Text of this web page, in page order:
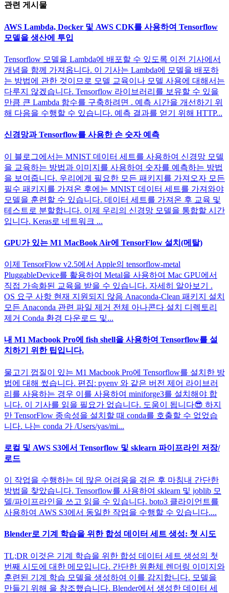
관련 게시물
AWS Lambda, Docker 및 AWS CDK를 사용하여 Tensorflow
모델을 생산에 투입
Tensorflow 모델을 Lambda에 배포할 수 있도록 이전 기사에서
개념을 함께 가져옵니다. 이 기사는 Lambda에 모델을 배포하
는 방법에 관한 것이므로 모델 교육이나 모델 사용에 대해서는
다루지 않겠습니다. Tensorflow 라이브러리를 보유할 수 있을
만큼 큰 Lambda 함수를 구축하려면 . 예측 시간을 개선하기 위
해 다음을 수행할 수 있습니다. 예측 결과를 얻기 위해 HTTP...
신경망과 Tensorflow를 사용한 손 숫자 예측
이 블로그에서는 MNIST 데이터 세트를 사용하여 신경망 모델
을 교육하는 방법과 이미지를 사용하여 숫자를 예측하는 방법
을 보여줍니다. 우리에게 필요한 모든 패키지를 가져오자 모든
필수 패키지를 가져온 후에는 MNIST 데이터 세트를 가져와야
모델을 훈련할 수 있습니다. 데이터 세트를 가져온 후 교육 및
테스트로 분할합니다. 이제 우리의 신경망 모델을 통합할 시간
입니다. Keras로 네트워크 ...
GPU가 있는 M1 MacBook Air에 TensorFlow 설치(메탈)
이제 TensorFlow v2.5에서 Apple의 tensorflow-metal
PluggableDevice를 활용하여 Metal을 사용하여 Mac GPU에서
직접 가속화된 교육을 받을 수 있습니다. 자세히 알아보기 .
OS 요구 사항 현재 지원되지 않음 Anaconda-Clean 패키지 설치
모든 Anaconda 관련 파일 제거 전체 아나콘다 설치 디렉토리
제거 Conda 환경 다운로드 및...
내 M1 Macbook Pro에 fish shell을 사용하여 Tensorflow를 설
치하기 위한 팁입니다.
물고기 껍질이 있는 M1 Macbook Pro에 Tensorflow를 설치한 방
법에 대해 썼습니다. 편집: pyenv 와 같은 버전 제어 라이브러
리를 사용하는 경우 이를 사용하여 miniforge3를 설치해야 합
니다. 이 기사를 읽을 필요가 없습니다. 도움이 됩니다😎 하지
만 TensorFlow 종속성을 설치할 때 conda를 호출할 수 없었습
니다. 나는 conda 가 /Users/yas/mi...
로컬 및 AWS S3에서 Tensorflow 및 sklearn 파이프라인 저장/
로드
이 작업을 수행하는 데 많은 어려움을 겪은 후 마침내 간단한
방법을 찾았습니다. Tensorflow를 사용하여 sklearn 및 joblib 모
델/파이프라인을 쓰고 읽을 수 있습니다. boto3 클라이언트를
사용하여 AWS S3에서 동일한 작업을 수행할 수 있습니다....
Blender로 기계 학습을 위한 합성 데이터 세트 생성: 첫 시도
TL;DR 이것은 기계 학습을 위한 합성 데이터 세트 생성의 첫
번째 시도에 대한 메모입니다. 간단한 원환체 렌더링 이미지와
훈련된 기계 학습 모델을 생성하여 이를 감지합니다. 모델을
만들기 위해 을 참조했습니다. Blender에서 생성한 데이터 세